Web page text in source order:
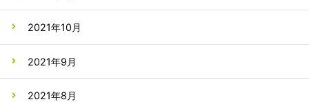
2021年10月
2021年9月
2021年8月